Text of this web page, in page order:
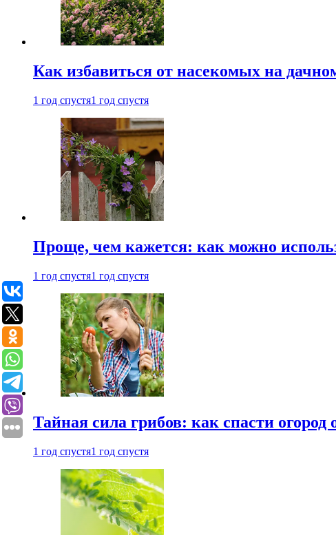
Как избавиться от насекомых на
1 год спустя1 год спустя
Проще, чем кажется: как можно
1 год спустя1 год спустя
Тайная сила грибов: как спасти
1 год спустя1 год спустя